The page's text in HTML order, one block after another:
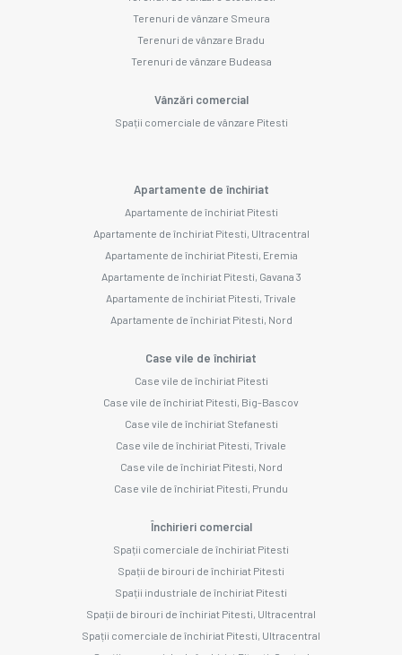
Terenuri de vânzare Smeura
Terenuri de vânzare Bradu
Terenuri de vânzare Budeasa
Vânzări comercial
Spații comerciale de vânzare Pitesti
Apartamente de închiriat
Apartamente de închiriat Pitesti
Apartamente de închiriat Pitesti, Ultracentral
Apartamente de închiriat Pitesti, Eremia
Apartamente de închiriat Pitesti, Gavana 3
Apartamente de închiriat Pitesti, Trivale
Apartamente de închiriat Pitesti, Nord
Case vile de închiriat
Case vile de închiriat Pitesti
Case vile de închiriat Pitesti, Big-Bascov
Case vile de închiriat Stefanesti
Case vile de închiriat Pitesti, Trivale
Case vile de închiriat Pitesti, Nord
Case vile de închiriat Pitesti, Prundu
Închirieri comercial
Spații comerciale de închiriat Pitesti
Spații de birouri de închiriat Pitesti
Spații industriale de închiriat Pitesti
Spații de birouri de închiriat Pitesti, Ultracentral
Spații comerciale de închiriat Pitesti, Ultracentral